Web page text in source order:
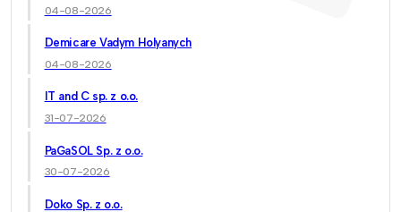
04-08-2026
Demicare Vadym Holyanych
04-08-2026
IT and C sp. z o.o.
31-07-2026
PaGaSOL Sp. z o.o.
30-07-2026
Doko Sp. z o.o.